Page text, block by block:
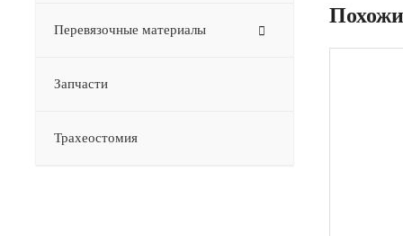
Перевязочные материалы
Запчасти
Трахеостомия